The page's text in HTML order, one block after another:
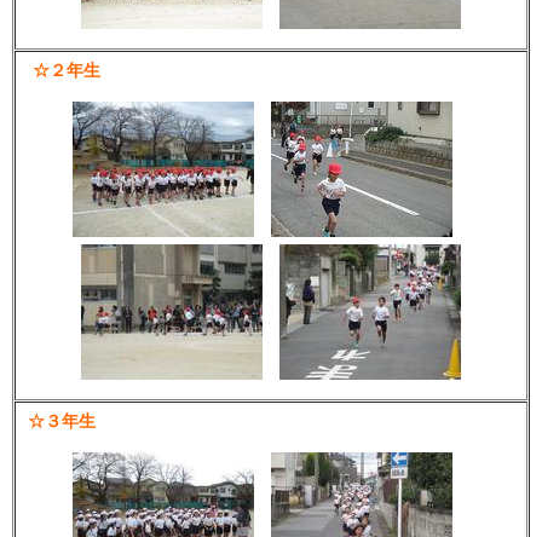
☆２年生
☆３年生